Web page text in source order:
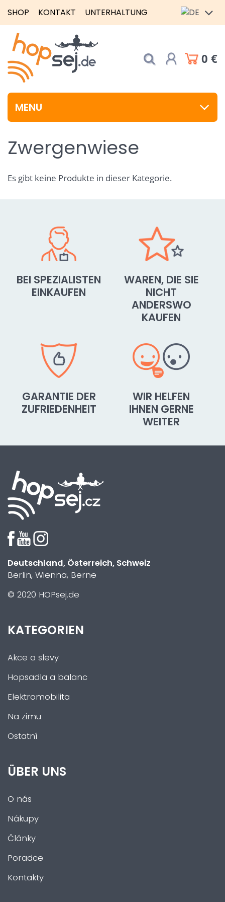
SHOP KONTAKT UNTERHALTUNG
0 €
MENU
Zwergenwiese
Es gibt keine Produkte in dieser Kategorie.
BEI SPEZIALISTEN
EINKAUFEN
WAREN, DIE SIE
NICHT
ANDERSWO
KAUFEN
GARANTIE DER
ZUFRIEDENHEIT
WIR HELFEN
IHNEN GERNE
WEITER
Deutschland, Österreich, Schweiz
Berlin, Wienna, Berne
© 2020 HOPsej.de
KATEGORIEN
Akce a slevy
Hopsadla a balanc
Elektromobilita
Na zimu
Ostatní
ÜBER UNS
O nás
Nákupy
Články
Poradce
Kontakty